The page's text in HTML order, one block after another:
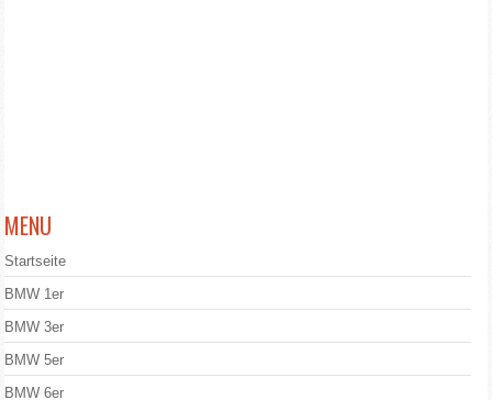
MENU
Startseite
BMW 1er
BMW 3er
BMW 5er
BMW 6er